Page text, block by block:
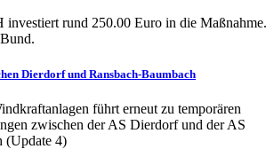
rund 250.00 Euro in die Maßnahme.
Dierdorf und Ransbach-Baumbach
führt erneut zu temporären
zwischen der AS Dierdorf und der AS
(Update 4)